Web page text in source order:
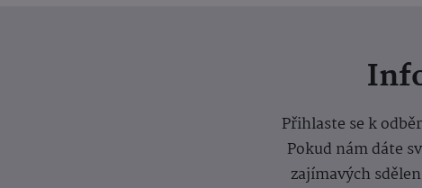
Přihlaste se k
Pokud nám dáte
zajímavých